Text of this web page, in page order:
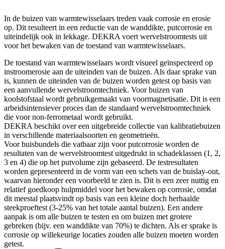
In de buizen van warmtewisselaars treden vaak corrosie en erosie
op. Dit resulteert in een reductie van de wanddikte, putcorrosie en
uiteindelijk ook in lekkage. DEKRA voert wervelstroomtests uit
voor het bewaken van de toestand van warmtewisselaars.
De toestand van warmtewisselaars wordt visueel geïnspecteerd op
instroomerosie aan de uiteinden van de buizen. Als daar sprake van
is, kunnen de uiteinden van de buizen worden getest op basis van
een aanvullende wervelstroomtechniek. Voor buizen van
koolstofstaal wordt gebruikgemaakt van voormagnetisatie. Dit is een
arbeidsintensiever proces dan de standaard wervelstroomtechniek
die voor non-ferrometaal wordt gebruikt.
DEKRA beschikt over een uitgebreide collectie van kalibratiebuizen
in verschillende materiaalsoorten en geometrieën.
Voor buisbundels die vatbaar zijn voor putcorrosie worden de
resultaten van de wervelstroomtest uitgedrukt in schadeklassen (1, 2,
3 en 4) die op het putvolume zijn gebaseerd. De testresultaten
worden gepresenteerd in de vorm van een schets van de buislay-out,
waarvan hieronder een voorbeeld te zien is. Dit is een zeer nuttig en
relatief goedkoop hulpmiddel voor het bewaken op corrosie, omdat
dit meestal plaatsvindt op basis van een kleine doch herhaalde
steekproeftest (3-25% van het totale aantal buizen). Een andere
aanpak is om alle buizen te testen en om buizen met grotere
gebreken (bijv. een wanddikte van 70%) te dichten. Als er sprake is
corrosie op willekeurige locaties zouden alle buizen moeten worden
getest.